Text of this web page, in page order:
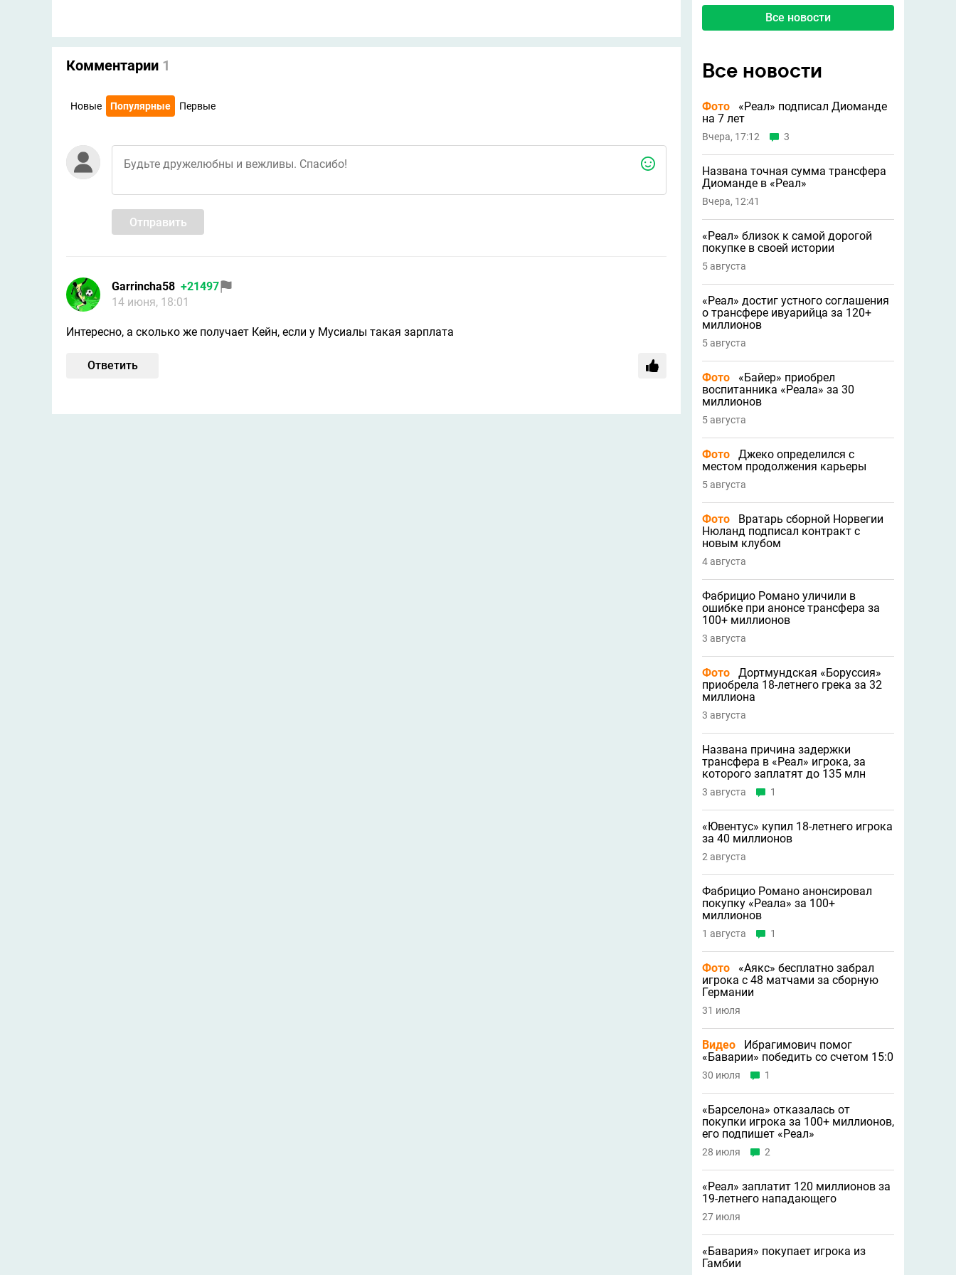
Комментарии 1
Новые Популярные Первые
Отправить
Garrincha58 +21497
14 июня, 18:01
Интересно, а сколько же получает Кейн, если у Мусиалы такая зарплата
Ответить
Все новости
Все новости
Фото
«Реал» подписал Диоманде
на 7 лет
Вчера, 17:12 3
Названа точная сумма трансфера
Диоманде в «Реал»
Вчера, 12:41
«Реал» близок к самой дорогой
покупке в своей истории
5 августа
«Реал» достиг устного соглашения
о трансфере ивуарийца за 120+
миллионов
5 августа
Фото
«Байер» приобрел
воспитанника «Реала» за 30
миллионов
5 августа
Фото
Джеко определился с
местом продолжения карьеры
5 августа
Фото
Вратарь сборной Норвегии
Нюланд подписал контракт с
новым клубом
4 августа
Фабрицио Романо уличили в
ошибке при анонсе трансфера за
100+ миллионов
3 августа
Фото
Дортмундская «Боруссия»
приобрела 18-летнего грека за 32
миллиона
3 августа
Названа причина задержки
трансфера в «Реал» игрока, за
которого заплатят до 135 млн
3 августа 1
«Ювентус» купил 18-летнего игрока
за 40 миллионов
2 августа
Фабрицио Романо анонсировал
покупку «Реала» за 100+
миллионов
1 августа 1
Фото
«Аякс» бесплатно забрал
игрока с 48 матчами за сборную
Германии
31 июля
Видео
Ибрагимович помог
«Баварии» победить со счетом 15:0
30 июля 1
«Барселона» отказалась от
покупки игрока за 100+ миллионов,
его подпишет «Реал»
28 июля 2
«Реал» заплатит 120 миллионов за
19-летнего нападающего
27 июля
«Бавария» покупает игрока из
Гамбии